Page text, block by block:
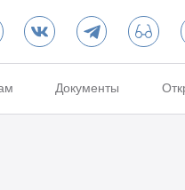
Документы